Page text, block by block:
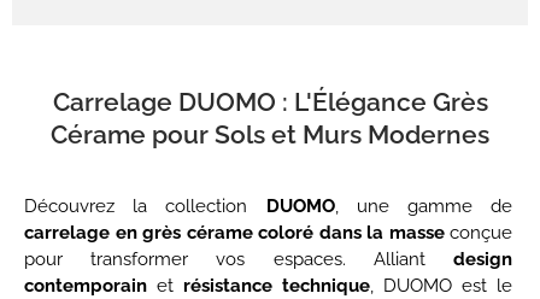
Carrelage DUOMO : L'Élégance Grès
Cérame pour Sols et Murs Modernes
Découvrez la collection DUOMO, une gamme de
carrelage en grès cérame coloré dans la masseconçue
pour transformer vos espaces. Alliantdesign
contemporain etrésistance technique, DUOMO est le